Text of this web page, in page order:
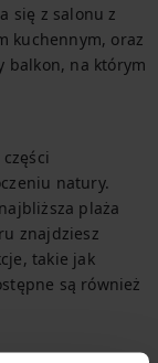
się z salonu z
kuchennym, oraz
balkon, na którym
natury.
plaża
znajdziesz
takie jak
są również